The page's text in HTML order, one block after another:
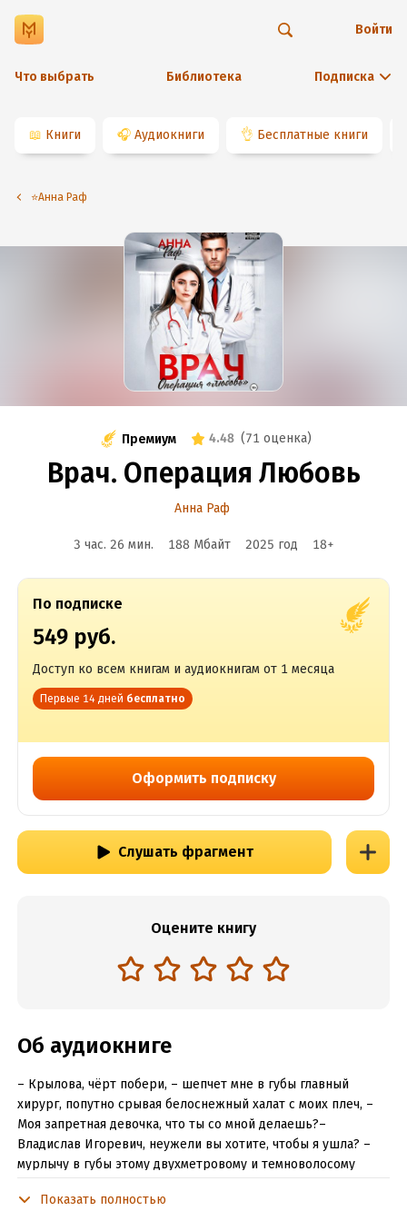
Что выбрать Библиотека Подписка
Войти
📖 Книги 🎧 Аудиокниги 👌 Бесплатные книги
⭐️Анна Раф
Премиум 4.48 (71 оценка)
Врач. Операция Любовь
Анна Раф
3 час. 26 мин. 188 Мбайт 2025 год 18+
По подписке
549 руб.
Доступ ко всем книгам и аудиокнигам от 1 месяца
Первые 14 дней бесплатно
Оформить подписку
Слушать фрагмент
Оцените книгу
Об аудиокниге
– Крылова, чёрт побери, – шепчет мне в губы главный
хирург, попутно срывая белоснежный халат с моих плеч, –
Моя запретная девочка, что ты со мной делаешь?–
Владислав Игоревич, неужели вы хотите, чтобы я ушла? –
мурлычу в губы этому двухметровому и темноволосому
взяла, что я тебя отпущу? – умелые руки доктора бесстыже
Показать полностью